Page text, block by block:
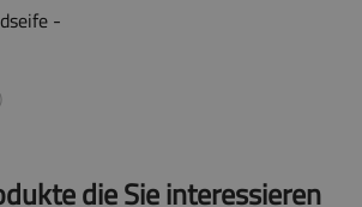
-
die Sie interessieren